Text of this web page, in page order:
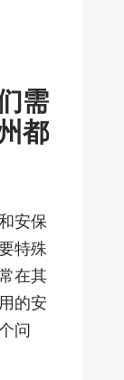
需
都
安保
特殊
在其
的安
问